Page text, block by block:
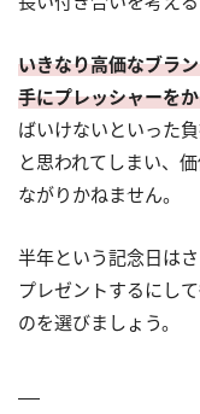
いきなり高価なブラ
手にプレッシャーを
ばいけないといった
と思われてしまい、
ながりかねません。
半年という記念日は
プレゼントするにし
のを選びましょう。